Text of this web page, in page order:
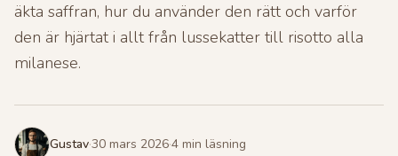
Alla recept
äkta saffran, hur du använder den rätt och varför
den är hjärtat i allt från lussekatter till risotto alla
milanese.
Gustav·30 mars 2026·4 min läsning